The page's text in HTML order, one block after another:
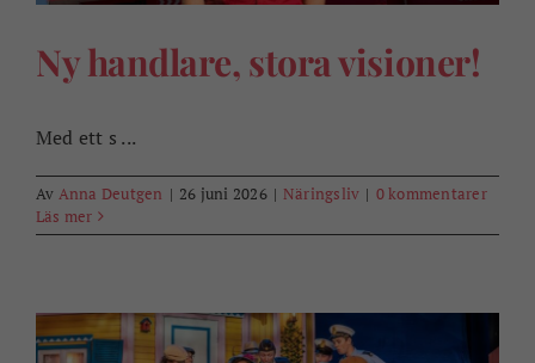
Ny handlare, stora visioner!
Med ett s ...
Av Anna Deutgen | 26 juni 2026 | Näringsliv | 0 kommentarer
Läs mer